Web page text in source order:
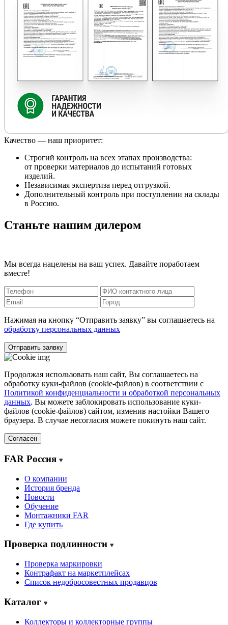
Качество — наш приоритет:
Строгий контроль на всех этапах производства:
от проверки материалов до испытаний готовых
изделий.
Независимая экспертиза перед отгрузкой.
Дополнительный контроль при поступлении на склады
в Россию.
Станьте нашим дилером
Мы всегда нацелены на ваш успех. Давайте поработаем
вместе!
Нажимая на кнопку “Отправить заявку” вы соглашаетесь на
обработку персональных данных
Отправить заявку
Продолжая использовать наш сайт, Вы соглашаетесь на
обработку куки-файлов (cookie-файлов) в соответствии с
Политикой конфиденциальности и обработкой персональных
данных. Вы можете заблокировать использование куки-
файлов (cookie-файлов) сайтом, изменив настойки Вашего
браузера. В случае несогласия можете покинуть наш сайт.
Согласен
FAR Россия
О компании
История бренда
Новости
Обучение
Монтажники FAR
Где купить
Проверка подлинности
Проверка маркировки
Контрафакт на маркетплейсах
Cписок недобросовестных продавцов
Каталог
Коллекторы и коллекторные группы